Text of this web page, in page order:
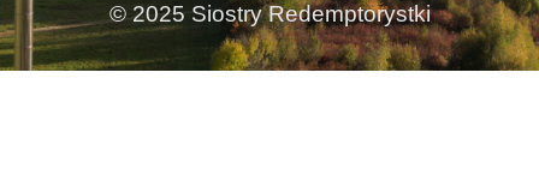
© 2025 Siostry Redemptorystki